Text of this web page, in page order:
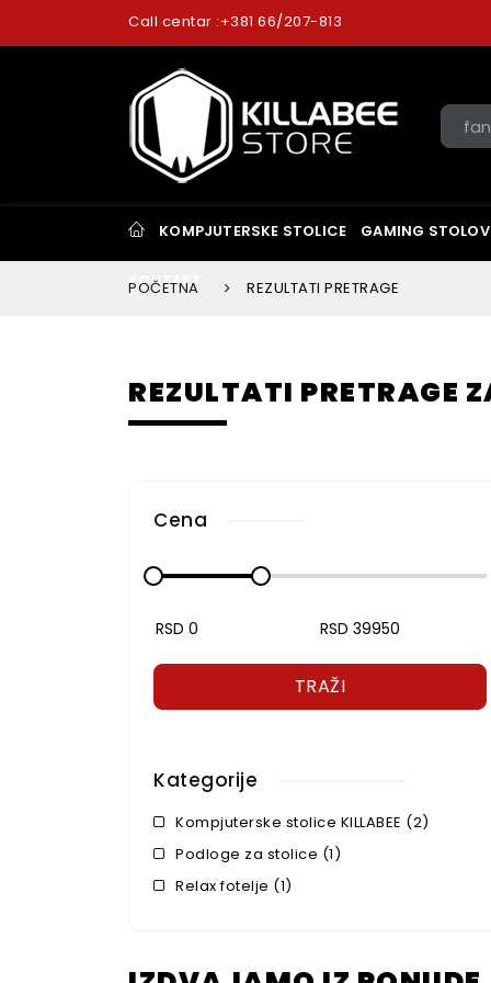
Call centar :+381 66/207-813
KOMPJUTERSKE STOLICE GAMING
KONTAKT
POČETNA REZULTATI PRETRAGE
REZULTATI PRETRAGE
Cena
TRAŽI
Kategorije
Kompjuterske stolice KILLABEE (2)
Podloge za stolice (1)
Relax fotelje (1)